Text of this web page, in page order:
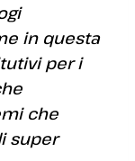
in questa
per i
che
super